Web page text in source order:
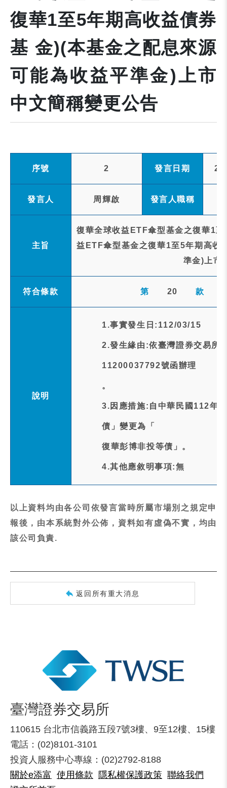
復華1至5年期高收益債券
基 金)(本基金之配息來源
可能為收益平準金)上市
中文簡稱變更公告
序號 2 發言日期
發言人 周輝啟 發言人職稱
主旨
復華全球收益ETF傘型基金之復華1
益ETF傘型基金之復華1至5年期高收
準金)上市
符合條款 第 20 款
說明
1.事實發生日:112/03/15
2.發生緣由:依臺灣證券交易所
11200037792號函辦理
。
3.因應措施:自中華民國112年
債」變更為「
復華彭博非投等債」。
4.其他應敘明事項:無
以上資料均由各公司依發言當時所屬市場別之規定申
報後，由本系統對外公佈，資料如有虛偽不實，均由
該公司負責.
返回所有重大消息
臺灣證券交易所
110615 台北市信義路五段7號3樓、9至12樓、15樓
電話：(02)8101-3101
投資人服務中心專線：(02)2792-8188
關於e添富 使用條款 隱私權保護政策 聯絡我們